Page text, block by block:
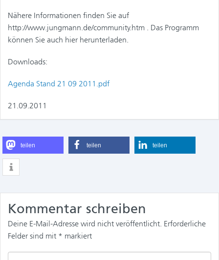
Nähere Informationen finden Sie auf
http://www.jungmann.de/community.htm . Das Programm
können Sie auch hier herunterladen.
Downloads:
Agenda Stand 21 09 2011.pdf
21.09.2011
teilen teilen teilen
Kommentar schreiben
Deine E-Mail-Adresse wird nicht veröffentlicht. Erforderliche
Felder sind mit * markiert